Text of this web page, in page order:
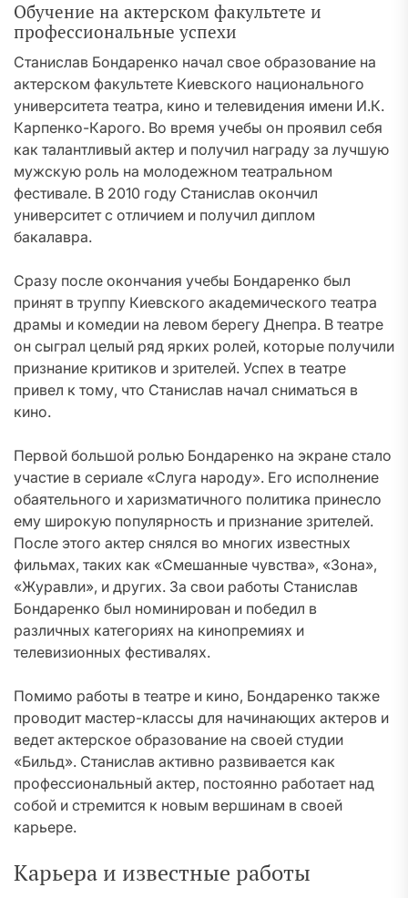
Обучение на актерском факультете и
профессиональные успехи
Станислав Бондаренко начал свое образование на
актерском факультете Киевского национального
университета театра, кино и телевидения имени И.К.
Карпенко-Карого. Во время учебы он проявил себя
как талантливый актер и получил награду за лучшую
мужскую роль на молодежном театральном
фестивале. В 2010 году Станислав окончил
университет с отличием и получил диплом
бакалавра.
Сразу после окончания учебы Бондаренко был
принят в труппу Киевского академического театра
драмы и комедии на левом берегу Днепра. В театре
он сыграл целый ряд ярких ролей, которые получили
признание критиков и зрителей. Успех в театре
привел к тому, что Станислав начал сниматься в
кино.
Первой большой ролью Бондаренко на экране стало
участие в сериале «Слуга народу». Его исполнение
обаятельного и харизматичного политика принесло
ему широкую популярность и признание зрителей.
После этого актер снялся во многих известных
фильмах, таких как «Смешанные чувства», «Зона»,
«Журавли», и других. За свои работы Станислав
Бондаренко был номинирован и победил в
различных категориях на кинопремиях и
телевизионных фестивалях.
Помимо работы в театре и кино, Бондаренко также
проводит мастер-классы для начинающих актеров и
ведет актерское образование на своей студии
«Бильд». Станислав активно развивается как
профессиональный актер, постоянно работает над
собой и стремится к новым вершинам в своей
карьере.
Карьера и известные работы